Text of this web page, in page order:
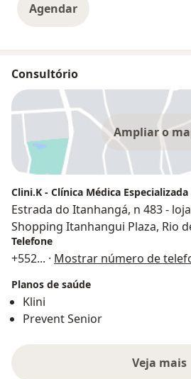
Agendar
Consultório
Ampliar o
Clini.K - Clínica Médica Especializada
Estrada do Itanhangá, n 483 - loja
Shopping Itanhangui Plaza, Rio
Telefone
+552... · Mostrar número de
Planos de saúde
Klini
Prevent Senior
Veja mais